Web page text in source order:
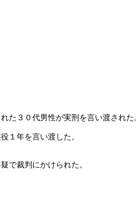
た３０代男性が実刑を言い渡された
１年を言い渡した。
で裁判にかけられた。